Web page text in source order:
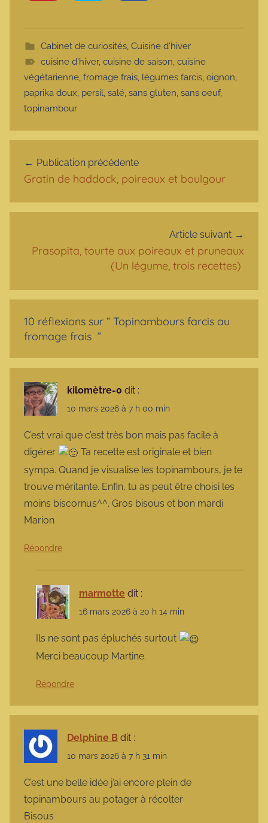
Cabinet de curiosités, Cuisine d'hiver
cuisine d'hiver, cuisine de saison, cuisine
végétarienne, fromage frais, légumes farcis, oignon,
paprika doux, persil, salé, sans gluten, sans oeuf,
topinambour
Publication précédente
Gratin de haddock, poireaux et boulgour
Article suivant
Prasopita, tourte aux poireaux et pruneaux
(Un légume, trois recettes)
10 réflexions sur “ Topinambours farcis au
fromage frais ”
kilomètre-0 dit :
10 mars 2026 à 7 h 00 min
C’est vrai que c’est très bon mais pas facile à
digérer
Ta recette est originale et bien
sympa. Quand je visualise les topinambours, je te
trouve méritante. Enfin, tu as peut être choisi les
moins biscornus^^. Gros bisous et bon mardi
Marion
Répondre
marmotte dit :
16 mars 2026 à 20 h 14 min
Ils ne sont pas épluchés surtout
Merci beaucoup Martine.
Répondre
Delphine B dit :
10 mars 2026 à 7 h 31 min
C’est une belle idée j’ai encore plein de
topinambours au potager à récolter
Bisous